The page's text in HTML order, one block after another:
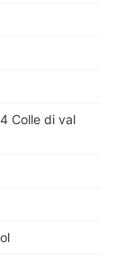
Colle di val